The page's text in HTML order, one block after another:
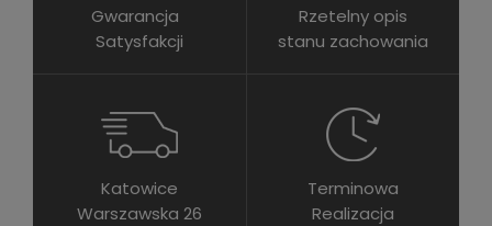
Gwarancja
Satysfakcji
Rzetelny opis
stanu zachowania
Katowice
Warszawska 26
Terminowa
Realizacja